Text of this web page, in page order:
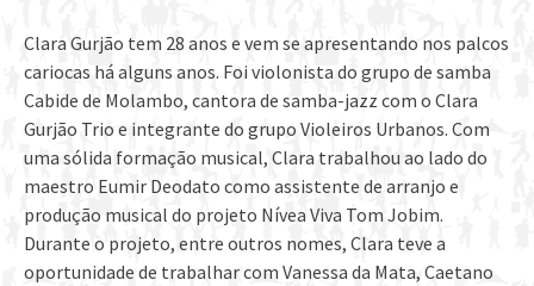
Clara Gurjão tem 28 anos e vem se apresentando nos palcos
cariocas há alguns anos. Foi violonista do grupo de samba
Cabide de Molambo, cantora de samba-jazz com o Clara
Gurjão Trio e integrante do grupo Violeiros Urbanos. Com
uma sólida formação musical, Clara trabalhou ao lado do
maestro Eumir Deodato como assistente de arranjo e
produção musical do projeto Nívea Viva Tom Jobim.
Durante o projeto, entre outros nomes, Clara teve a
oportunidade de trabalhar com Vanessa da Mata, Caetano